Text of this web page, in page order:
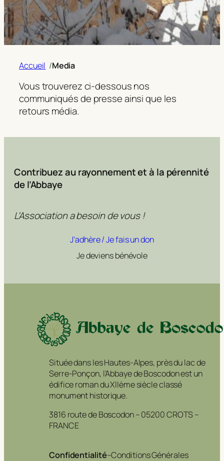
Accueil /Media
Vous trouverez ci-dessous nos
communiqués de presse ainsi que les
retours média.
Contribuez au rayonnement et à la pérennité
de l’Abbaye
L’Association a besoin de vous !
J’adhère / Je fais un don
Je deviens bénévole
Située dans les Hautes-Alpes, près du lac de
Serre-Ponçon, l’Abbaye de Boscodon est un
édifice roman du XIIème siècle classé
monument historique.
3816 route de Boscodon – 05200 CROTS –
FRANCE
Confidentialité–Conditions Générales